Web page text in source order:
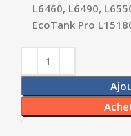
L6460, L6490,
EcoTank Pro